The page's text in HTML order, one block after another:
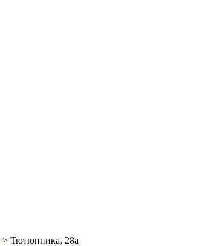
> Тютюнника, 28а